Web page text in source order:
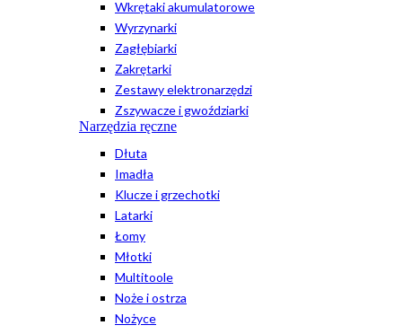
Wkrętaki akumulatorowe
Wyrzynarki
Zagłębiarki
Zakrętarki
Zestawy elektronarzędzi
Zszywacze i gwoździarki
Narzędzia ręczne
Dłuta
Imadła
Klucze i grzechotki
Latarki
Łomy
Młotki
Multitoole
Noże i ostrza
Nożyce